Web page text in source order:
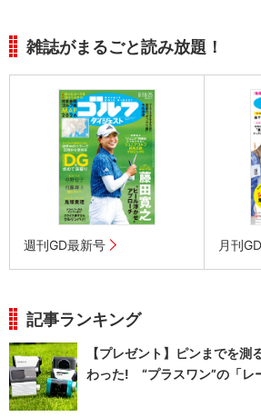
雑誌がまるごと読み放題！
週刊GD最新号 月刊
記事ランキング
【プレゼント】ピンまでを
わった! “プラスワン”の「レ